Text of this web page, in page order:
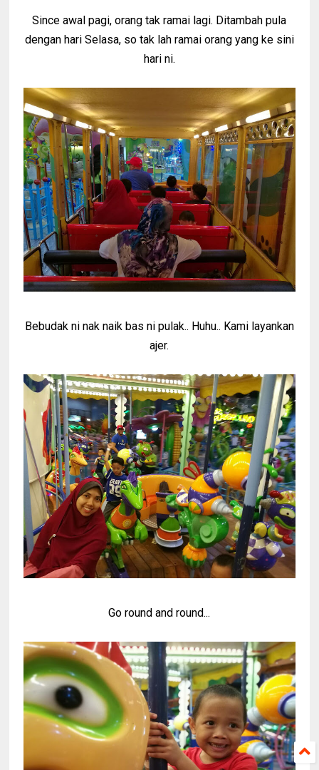
Since awal pagi, orang tak ramai lagi. Ditambah pula
dengan hari Selasa, so tak lah ramai orang yang ke sini
hari ni.
Bebudak ni nak naik bas ni pulak.. Huhu.. Kami layankan
ajer.
Go round and round...